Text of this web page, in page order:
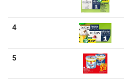
4
5